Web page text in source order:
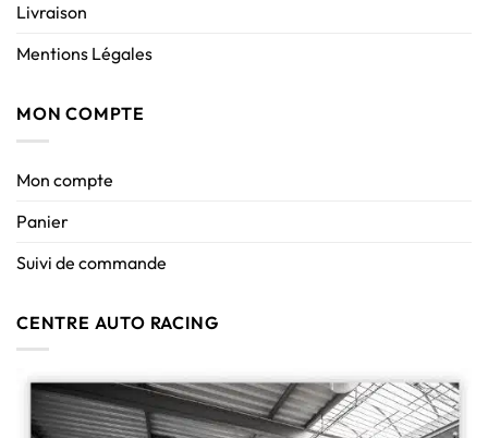
Livraison
Mentions Légales
MON COMPTE
Mon compte
Panier
Suivi de commande
CENTRE AUTO RACING